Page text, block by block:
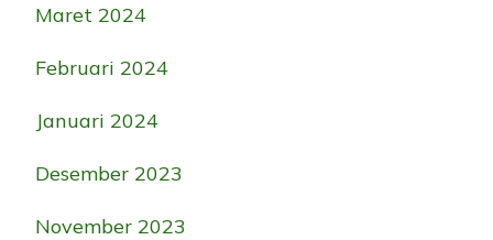
Maret 2024
Februari 2024
Januari 2024
Desember 2023
November 2023